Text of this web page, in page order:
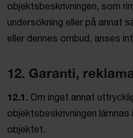
objektsbeskrivningen, som
undersökning eller på annat
eller dennes ombud, anses
12. Garanti,
12.1. Om inget annat
objektsbeskrivningen lämnas
objektet.